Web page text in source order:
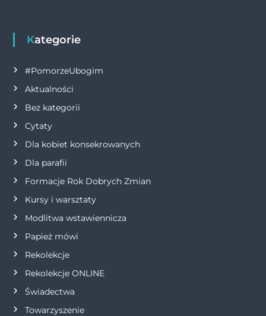
Kategorie
#PomorzeUbogim
Aktualności
Bez kategorii
Cytaty
Dla kobiet konsekrowanych
Dla parafii
Formacje Rok Dobrych Zmian
Kursy i warsztaty
Modlitwa wstawiennicza
Papież mówi
Rekolekcje
Rekolekcje ONLINE
Świadectwa
Towarzyszenie